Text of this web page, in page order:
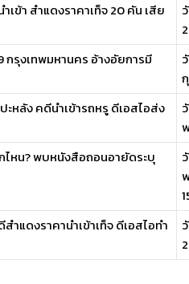
ข้า สำแดงราคาเท็จ 20 คัน เสีย
กรุงเทพมหานคร อ้างอัยการมี
หลัง คดีนำเข้ารถหรู ดีเอสไอส่ง
หน? พบหนังสือถอนอายัดระบุ
แดงราคานำเข้าเท็จ ดีเอสไอทำ